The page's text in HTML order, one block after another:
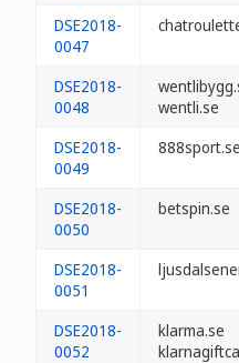
DSE2018-
0047
DSE2018-
0048
wentli.se
DSE2018-
0049
888sport.se
DSE2018-
0050
betspin.se
DSE2018-
0051
DSE2018-
0052
klarma.se